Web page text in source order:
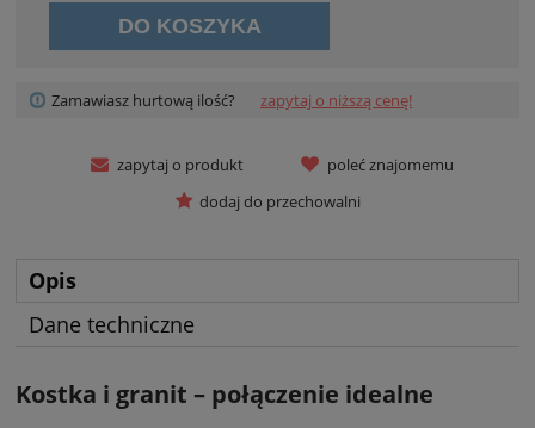
DO KOSZYKA
Zamawiasz hurtową ilość? zapytaj o niższą cenę!
zapytaj o produkt
poleć znajomemu
dodaj do przechowalni
Opis
Dane techniczne
Kostka i granit – połączenie idealne